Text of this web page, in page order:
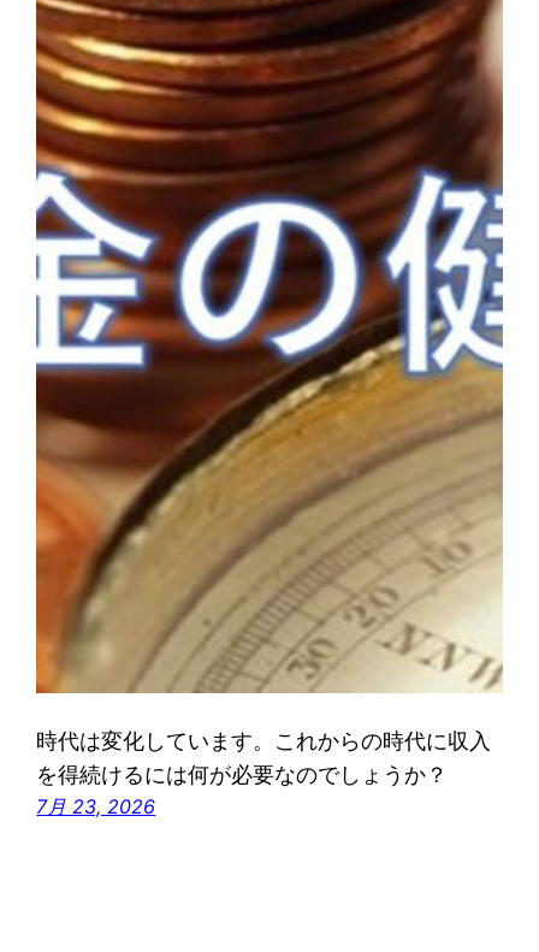
時代は変化しています。これからの時代に収入
を得続けるには何が必要なのでしょうか？
7月 23, 2026